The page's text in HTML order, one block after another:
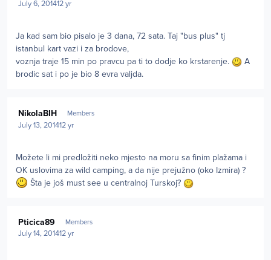
July 6, 201412 yr
Ja kad sam bio pisalo je 3 dana, 72 sata. Taj "bus plus" tj
istanbul kart vazi i za brodove,
voznja traje 15 min po pravcu pa ti to dodje ko krstarenje.
A
brodic sat i po je bio 8 evra valjda.
NikolaBIH Members
July 13, 201412 yr
Možete li mi predložiti neko mjesto na moru sa finim plažama i
OK uslovima za wild camping, a da nije prejužno (oko Izmira) ?
Šta je još must see u centralnoj Turskoj?
Pticica89 Members
July 14, 201412 yr